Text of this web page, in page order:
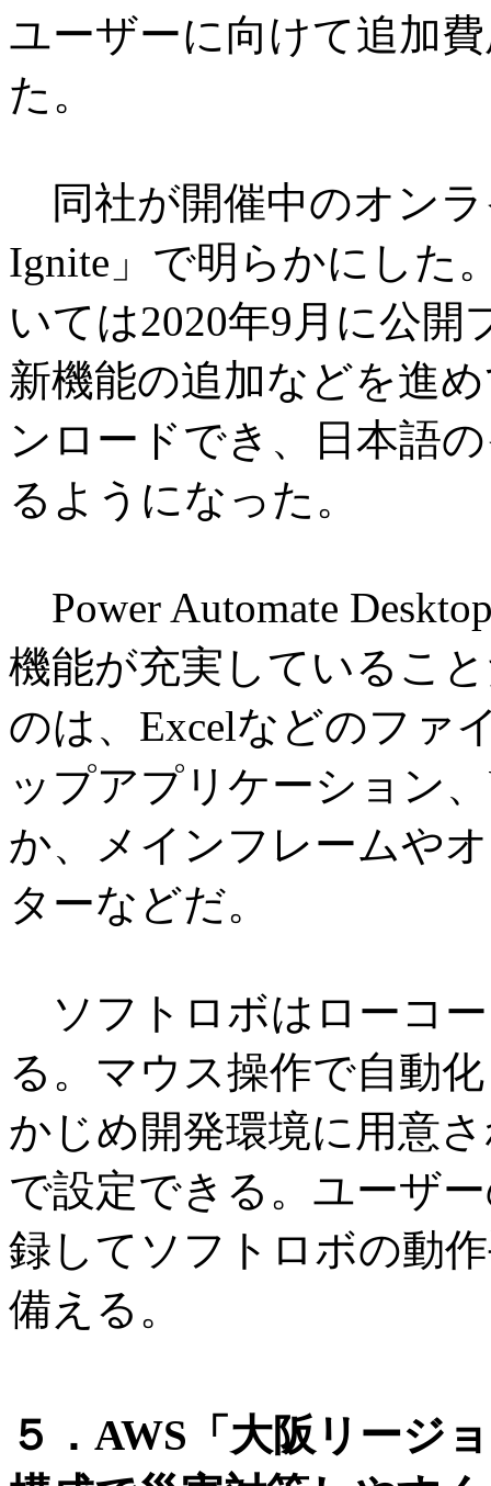
ユーザーに向けて追加
た。
同社が開催中のオン
Ignite」で明らかにした
いては2020年9月に公
新機能の追加などを進
ンロードでき、日本語
るようになった。
Power Automate
機能が充実しているこ
のは、Excelなどのファ
ップアプリケーション
か、メインフレームや
ターなどだ。
ソフトロボはローコ
る。マウス操作で自動
かじめ開発環境に用意
で設定できる。ユーザ
録してソフトロボの動
備える。
５．AWS「大阪リージ